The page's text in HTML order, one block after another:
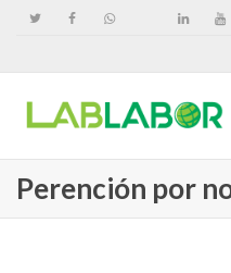
Perención por